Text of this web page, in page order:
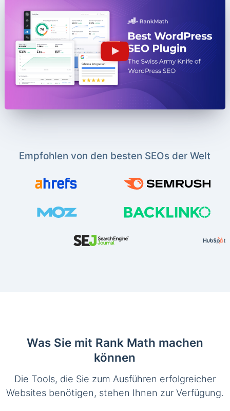
Empfohlen von den besten SEOs der Welt
Was Sie mit Rank Math machen
können
Die Tools, die Sie zum Ausführen erfolgreicher
Websites benötigen, stehen Ihnen zur Verfügung.